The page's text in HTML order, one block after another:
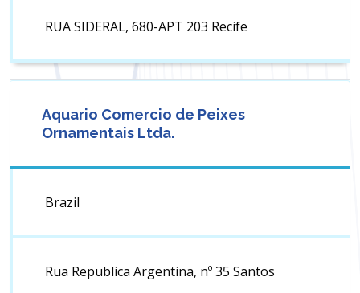
RUA SIDERAL, 680-APT 203 Recife
Aquario Comercio de Peixes
Ornamentais Ltda.
Brazil
Rua Republica Argentina, nº 35 Santos